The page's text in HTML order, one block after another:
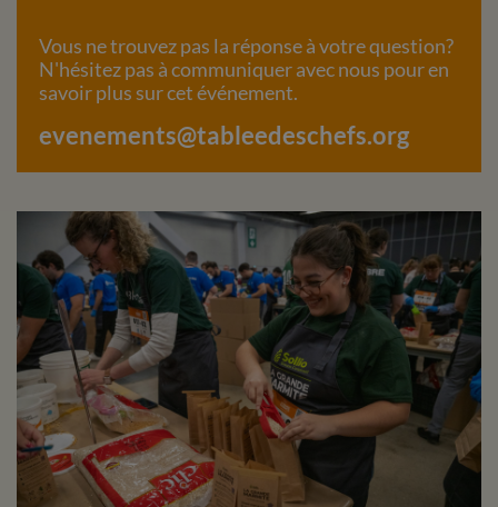
Vous ne trouvez pas la réponse à votre question?
N'hésitez pas à communiquer avec nous pour en
savoir plus sur cet événement.
evenements@tableedeschefs.org